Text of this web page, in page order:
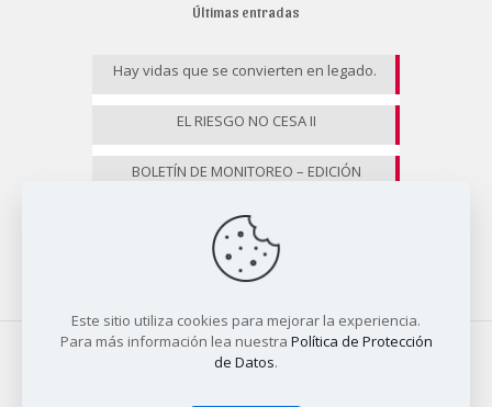
Últimas entradas
Hay vidas que se convierten en legado.
EL RIESGO NO CESA II
BOLETÍN DE MONITOREO – EDICIÓN
Este sitio utiliza cookies para mejorar la experiencia.
Para más información lea nuestra Política de Protección
de Datos.